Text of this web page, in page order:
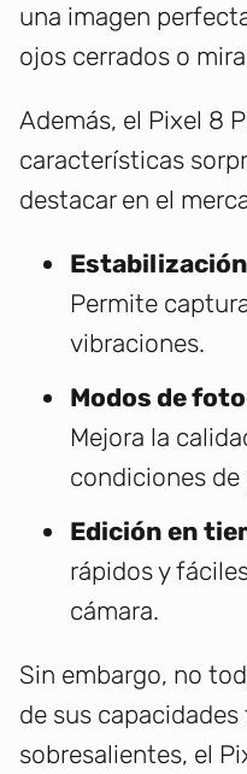
una imagen
ojos cerrados o
Además, el Pixel 8
características
destacar en el
Permite
vibraciones.
Modos de
Mejora la
condiciones de
Edición en
rápidos y
cámara.
Sin embargo, no
de sus
sobresalientes, el